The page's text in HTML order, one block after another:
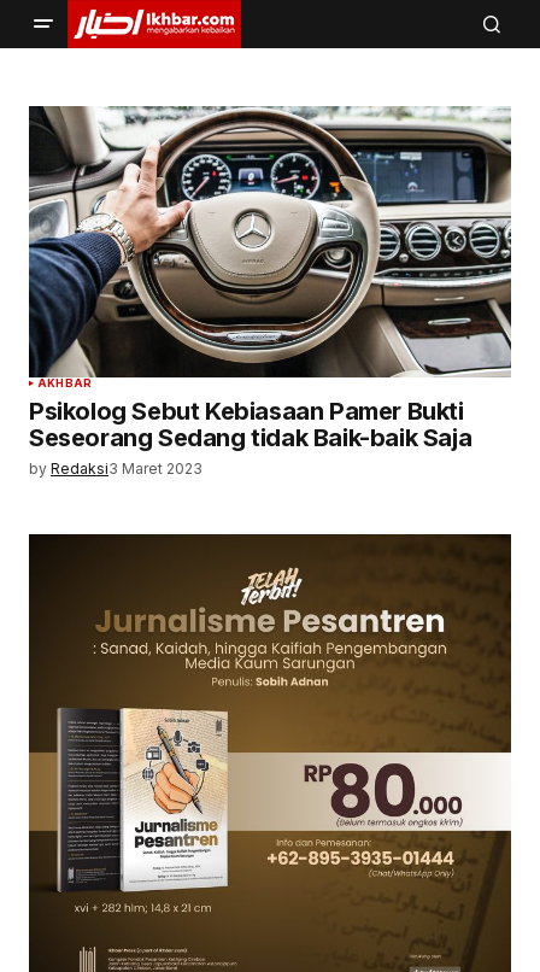
AKHBAR
Psikolog Sebut Kebiasaan Pamer Bukti
Seseorang Sedang tidak Baik-baik Saja
by Redaksi3 Maret 2023